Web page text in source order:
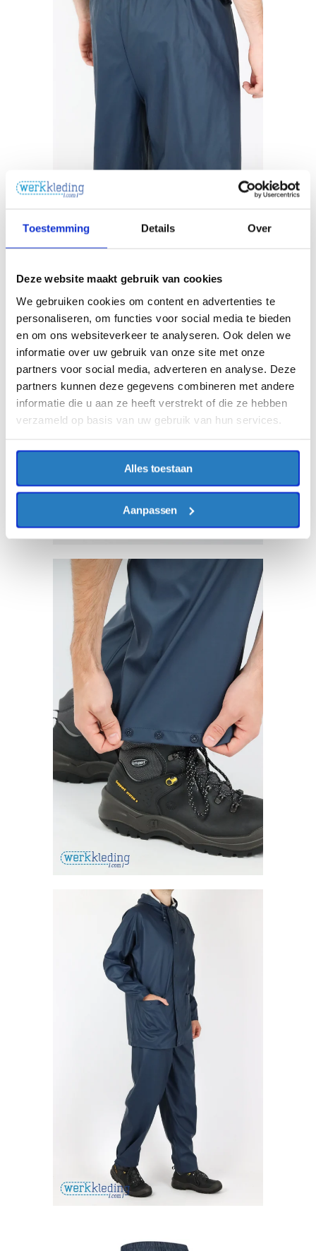
Toestemming Details Over
Deze website maakt gebruik van cookies
We gebruiken cookies om content en advertenties te
personaliseren, om functies voor social media te bieden
en om ons websiteverkeer te analyseren. Ook delen we
informatie over uw gebruik van onze site met onze
partners voor social media, adverteren en analyse. Deze
partners kunnen deze gegevens combineren met andere
informatie die u aan ze heeft verstrekt of die ze hebben
verzameld op basis van uw gebruik van hun services.
Alles toestaan
Aanpassen